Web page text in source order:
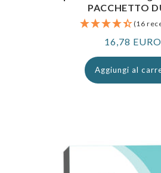
PACCHETTO
(16
Prezzo
normale
16,78 EURO
Aggiungi al